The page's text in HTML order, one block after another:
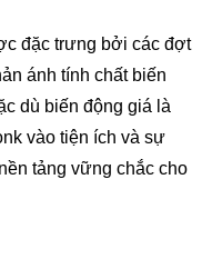
đặc trưng bởi các đợt
ánh tính chất biến
dù biến động giá là
vào tiện ích và sự
tảng vững chắc cho